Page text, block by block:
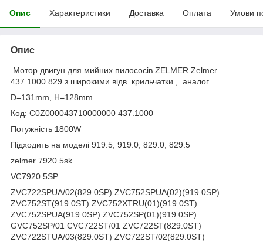
Опис Характеристики Доставка Оплата Умови
Опис
Мотор двигун для мийних пилососів ZELMER Zelmer
437.1000 829 з широкими відв. крильчатки , аналог
D=131mm, H=128mm
Код: C0Z000043710000000 437.1000
Потужність 1800W
Підходить на моделі 919.5, 919.0, 829.0, 829.5
zelmer 7920.5sk
VC7920.5SP
ZVC722SPUA/02(829.0SP) ZVC752SPUA(02)(919.0SP)
ZVC752ST(919.0ST) ZVC752XTRU(01)(919.0ST)
ZVC752SPUA(919.0SP) ZVC752SP(01)(919.0SP)
GVC752SP/01 CVC722ST/01 ZVC722ST(829.0ST)
ZVC722STUA/03(829.0ST) ZVC722ST/02(829.0ST)